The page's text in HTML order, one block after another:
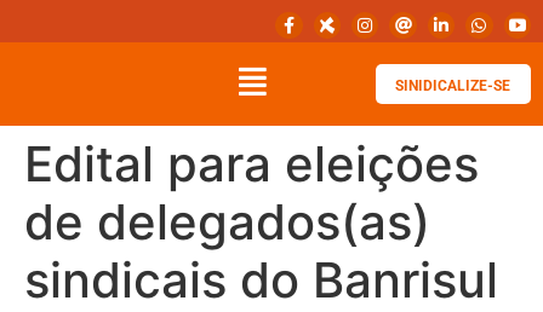
SINIDICALIZE-SE
Edital para eleições
de delegados(as)
sindicais do Banrisul